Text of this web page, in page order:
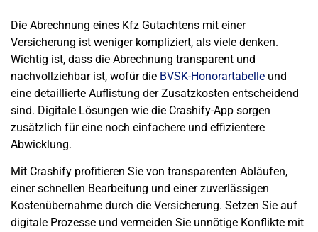
Die Abrechnung eines Kfz Gutachtens mit einer
Versicherung ist weniger kompliziert, als viele denken.
Wichtig ist, dass die Abrechnung transparent und
nachvollziehbar ist, wofür die BVSK-Honorartabelle und
eine detaillierte Auflistung der Zusatzkosten entscheidend
sind. Digitale Lösungen wie die Crashify-App sorgen
zusätzlich für eine noch einfachere und effizientere
Abwicklung.
Mit Crashify profitieren Sie von transparenten Abläufen,
einer schnellen Bearbeitung und einer zuverlässigen
Kostenübernahme durch die Versicherung. Setzen Sie auf
digitale Prozesse und vermeiden Sie unnötige Konflikte mit